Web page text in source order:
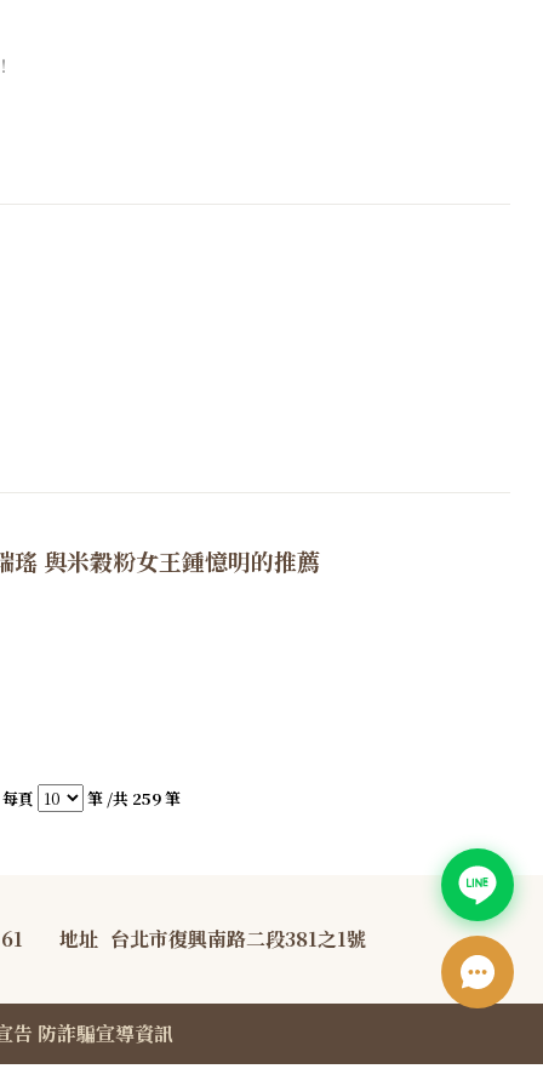
瑤 與米穀粉女王鍾憶明的推薦
頁 筆 /共 259 筆
地址 台北市復興南路二段381之1號
告 防詐騙宣導資訊